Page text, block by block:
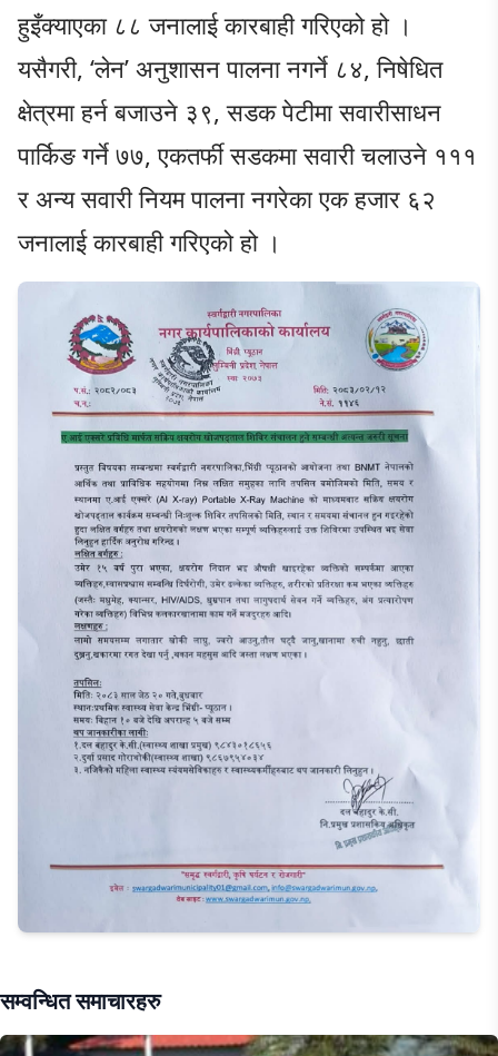
हुइँक्याएका ८८ जनालाई कारबाही गरिएको हो ।
यसैगरी, ‘लेन’ अनुशासन पालना नगर्ने ८४, निषेधित
क्षेत्रमा हर्न बजाउने ३९, सडक पेटीमा सवारीसाधन
पार्किङ गर्ने ७७, एकतर्फी सडकमा सवारी चलाउने १११
र अन्य सवारी नियम पालना नगरेका एक हजार ६२
जनालाई कारबाही गरिएको हो ।
सम्वन्धित समाचारहरु